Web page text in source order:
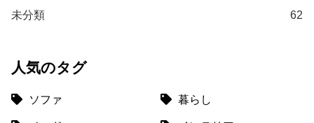
未分類 62
人気のタグ
ソファ 暮らし